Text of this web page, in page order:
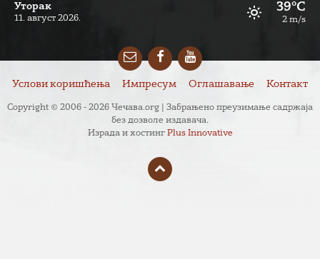
Уторак
11. август 2026.
39°C
2 m/s
EmailFacebookYouTube
Услови коришћења Импресум Оглашавање Контакт
Copyright © 2006 - 2026 Чечава.org | Забрањено преузимање садржаја
без дозволе издавача.
Израда и хостинг Plus Innovative